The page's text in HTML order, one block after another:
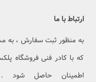
ارتباط با ما
به منظور ثبت سفارش ، به
که با کادر فنی فروشگاه